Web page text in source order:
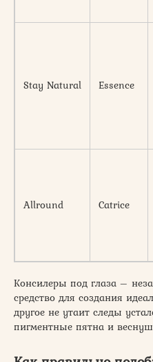
Stay Natural Essence
Allround Catrice
Консилеры под глаза –
средство для создания
другое не утаит следы
пигментные пятна и